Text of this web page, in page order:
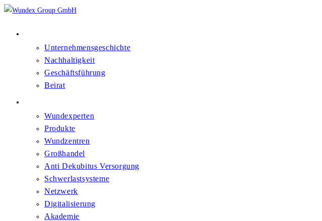
Unternehmensgeschichte
Nachhaltigkeit
Geschäftsführung
Beirat
Wundexperten
Produkte
Wundzentren
Großhandel
Anti Dekubitus Versorgung
Schwerlastsysteme
Netzwerk
Digitalisierung
Akademie